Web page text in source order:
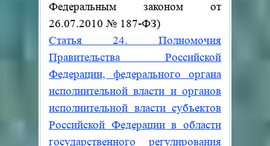
Федеральным законом от
26.07.2010 № 187-ФЗ)
Статья 24. Полномочия
Правительства Российской
Федерации, федерального органа
исполнительной власти и органов
исполнительной власти субъектов
Российской Федерации в области
государственного регулирования